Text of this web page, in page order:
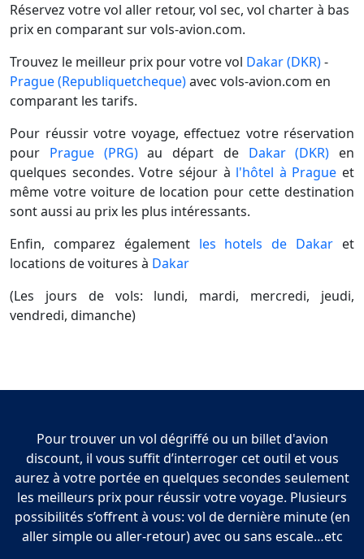
Réservez votre vol aller retour, vol sec, vol charter à bas
prix en comparant sur vols-avion.com.
Trouvez le meilleur prix pour votre vol Dakar (DKR)-
Prague (Republiquetcheque)avec vols-avion.com en
comparant les tarifs.
Pour réussir votre voyage, effectuez votre réservation
pour Prague (PRG)au départ de Dakar (DKR) en
quelques secondes. Votre séjour à l'hôtel à Prague et
même votre voiture de location pour cette destination
sont aussi au prix les plus intéressants.
Enfin, comparez également les hotels de Dakar et
locations de voitures à Dakar
(Les jours de vols: lundi, mardi, mercredi, jeudi,
vendredi, dimanche)
Pour trouver un vol dégriffé ou un billet d'avion
discount, il vous suffit d’interroger cet outil et vous
aurez à votre portée en quelques secondes seulement
les meilleurs prix pour réussir votre voyage. Plusieurs
possibilités s’offrent à vous: vol de dernière minute (en
aller simple ou aller-retour) avec ou sans escale…etc